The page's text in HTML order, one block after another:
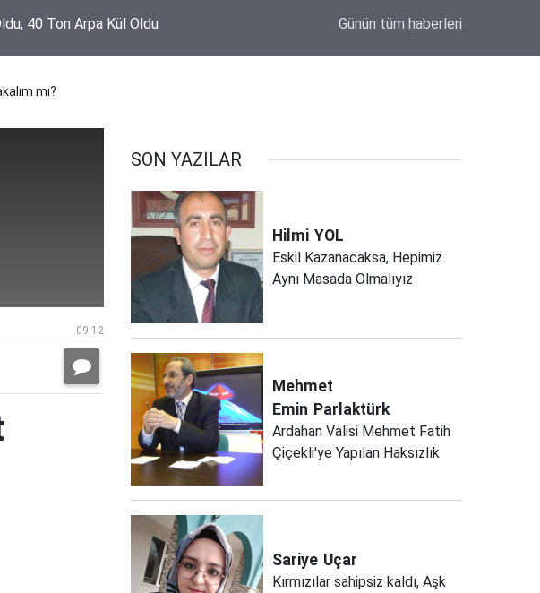
"Her Kesimle İletişim
Günün tüm haberleri
mı?
09:12
SON YAZILAR
Hilmi YOL
Eskil Kazanacaksa, Hepimiz
Aynı Masada Olmalıyız
Mehmet
Emin Parlaktürk
Ardahan Valisi Mehmet Fatih
Çiçekli'ye Yapılan Haksızlık
Sariye Uçar
Kırmızılar sahipsiz kaldı, Aşk